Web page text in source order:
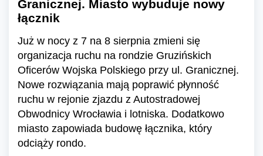
Granicznej. Miasto wybuduje nowy
łącznik
Już w nocy z 7 na 8 sierpnia zmieni się
organizacja ruchu na rondzie Gruzińskich
Oficerów Wojska Polskiego przy ul. Granicznej.
Nowe rozwiązania mają poprawić płynność
ruchu w rejonie zjazdu z Autostradowej
Obwodnicy Wrocławia i lotniska. Dodatkowo
miasto zapowiada budowę łącznika, który
odciąży rondo.